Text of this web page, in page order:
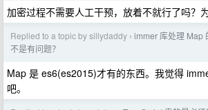
加密过程不需要人工干预，放着不就行了吗？
Replied to a topic by sillydaddy › immer 库处理 Map
不是有问题？
Map 是 es6(es2015)才有的东西。我觉得
吧。